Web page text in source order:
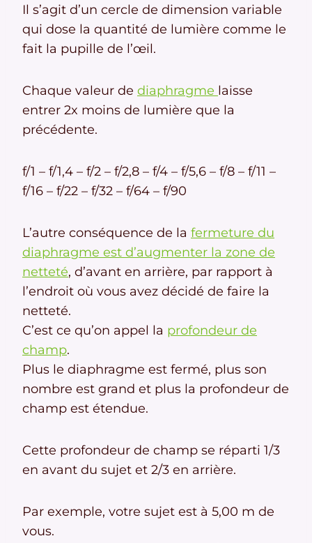
Il s’agit d’un cercle de dimension variable
qui dose la quantité de lumière comme le
fait la pupille de l’œil.
Chaque valeur de diaphragme laisse
entrer 2x moins de lumière que la
précédente.
f/1 – f/1,4 – f/2 – f/2,8 – f/4 – f/5,6 – f/8 – f/11 –
f/16 – f/22 – f/32 – f/64 – f/90
L’autre conséquence de la fermeture du
diaphragme est d’augmenter la zone de
netteté, d’avant en arrière, par rapport à
l’endroit où vous avez décidé de faire la
netteté.
C’est ce qu’on appel la profondeur de
champ.
Plus le diaphragme est fermé, plus son
nombre est grand et plus la profondeur de
champ est étendue.
Cette profondeur de champ se réparti 1/3
en avant du sujet et 2/3 en arrière.
Par exemple, votre sujet est à 5,00 m de
vous.